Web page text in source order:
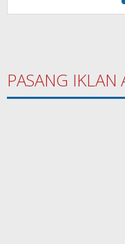
PASANG IKLAN